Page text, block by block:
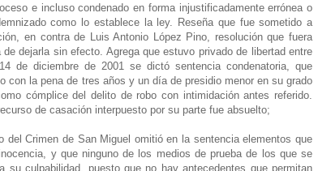
e incluso condenado en forma injustificadamente errónea o
como lo establece la ley. Reseña que fue sometido a
en contra de Luis Antonio López Pino, resolución que fuera
dejarla sin efecto. Agrega que estuvo privado de libertad entre
diciembre de 2001 se dictó sentencia condenatoria, que
con la pena de tres años y un día de presidio menor en su grado
cómplice del delito de robo con intimidación antes referido.
de casación interpuesto por su parte fue absuelto;
del Crimen de San Miguel omitió en la sentencia elementos que
y que ninguno de los medios de prueba de los que se
culpabilidad, puesto que no hay antecedentes que permitan